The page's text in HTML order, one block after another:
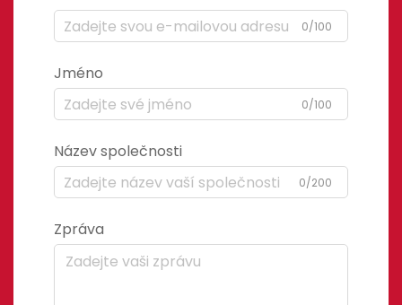
0/100
Jméno
0/100
Název společnosti
0/200
Zpráva